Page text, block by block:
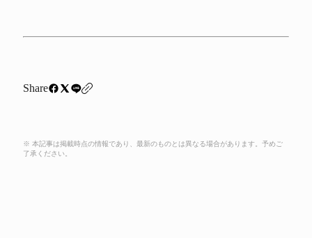
Share
※ 本記事は掲載時点の情報であり、最新のものとは異なる場合があります。予めご
了承ください。